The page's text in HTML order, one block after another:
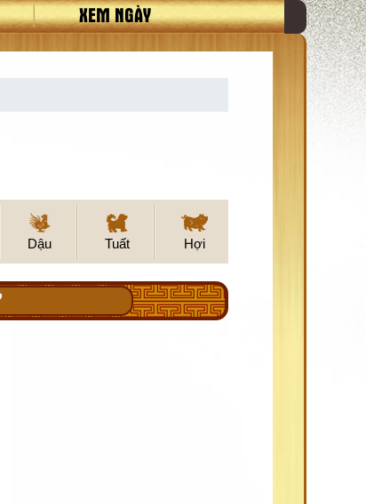
XEM NGÀY
Dậu Tuất Hợi